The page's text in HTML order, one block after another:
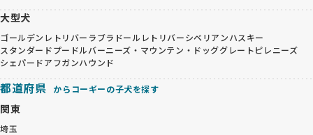
大型犬
ゴールデンレトリバー ラブラドールレトリバーシベリアンハスキー
スタンダードプードルバーニーズ・マウンテン・ドッググレートピレニーズ
シェパードアフガンハウンド
都道府県 からコーギーの子犬を探す
関東
埼玉